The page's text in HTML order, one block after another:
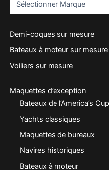
Demi-coques sur mesure
Bateaux à moteur sur mesure
Voiliers sur mesure
Maquettes d’exception
Bateaux de l’America’s Cup
Yachts classiques
Maquettes de bureaux
Navires historiques
Bateaux à moteur